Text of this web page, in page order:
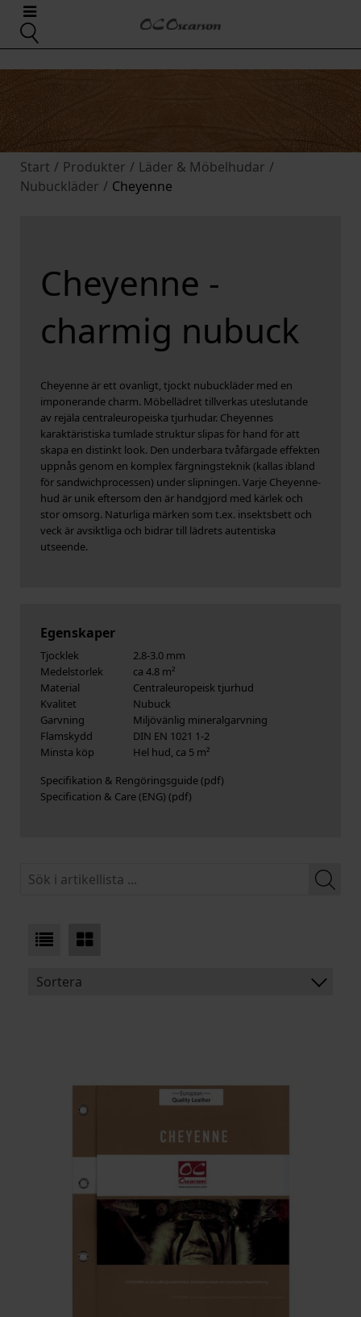
Start / Produkter / Läder & Möbelhudar /
Nubuckläder / Cheyenne
Cheyenne -
charmig nubuck
Cheyenne är ett ovanligt, tjockt nubuckläder med en
imponerande charm. Möbellädret tillverkas uteslutande
av rejäla centraleuropeiska tjurhudar. Cheyennes
karaktäristiska tumlade struktur slipas för hand för att
skapa en distinkt look. Den underbara tvåfärgade effekten
uppnås genom en komplex färgningsteknik (kallas ibland
för sandwichprocessen) under slipningen. Varje Cheyenne-
hud är unik eftersom den är handgjord med kärlek och
stor omsorg. Naturliga märken som t.ex. insektsbett och
veck är avsiktliga och bidrar till lädrets autentiska
utseende.
Egenskaper
Tjocklek
2.8-3.0 mm
Medelstorlek
ca 4.8 m²
Material
Centraleuropeisk tjurhud
Kvalitet
Nubuck
Garvning
Miljövänlig mineralgarvning
Flamskydd
DIN EN 1021 1-2
Minsta köp
Hel hud, ca 5 m²
Specifikation & Rengöringsguide
Specification & Care (ENG)
Sortera
ARTIKELKOD: